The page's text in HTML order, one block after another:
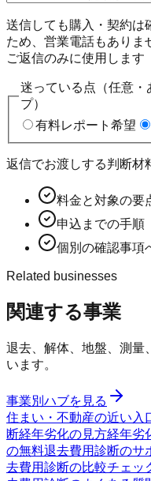
送信しても購入・契約は
ため、営業電話もありま
ご返信のみに使用します
迷っている点（任意・
プ）
有料レポート希望
返信でお渡しする判断材
料金と対象の要
申込までの手順
個別の確認事項
Related businesses
関連する事業
退去、解体、地盤、測量
います。
事業別ハブを見る
住まい・不動産の近い入
断経年劣化の見方経年劣
の無料退去費用診断のサ
去費用診断の比較チェッ